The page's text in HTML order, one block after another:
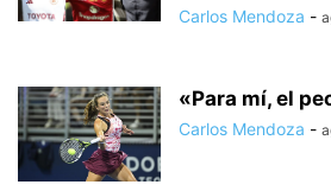
Carlos Mendoza -
«Para mí, el
Carlos Mendoza -